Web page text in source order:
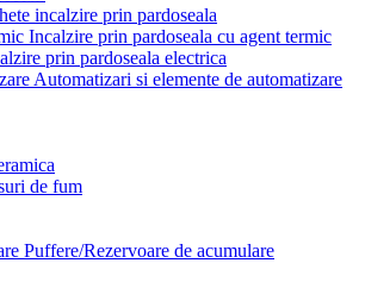
incalzire prin pardoseala
Incalzire prin pardoseala cu agent termic
prin pardoseala electrica
Automatizari si elemente de automatizare
de fum
Puffere/Rezervoare de acumulare